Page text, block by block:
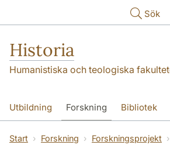
Sök
Historia
Humanistiska och teologiska
Utbildning Forskning Bibliotek
Om oss
Start Forskning Forskningsprojekt